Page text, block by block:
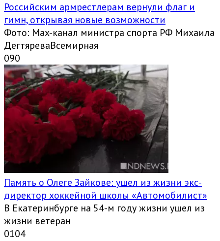
Российским армрестлерам вернули флаг и
гимн, открывая новые возможности
Фото: Max-канал министра спорта РФ Михаила
ДегтяреваВсемирная
090
Память о Олеге Зайкове: ушел из жизни экс-
директор хоккейной школы «Автомобилист»
В Екатеринбурге на 54-м году жизни ушел из
жизни ветеран
0104